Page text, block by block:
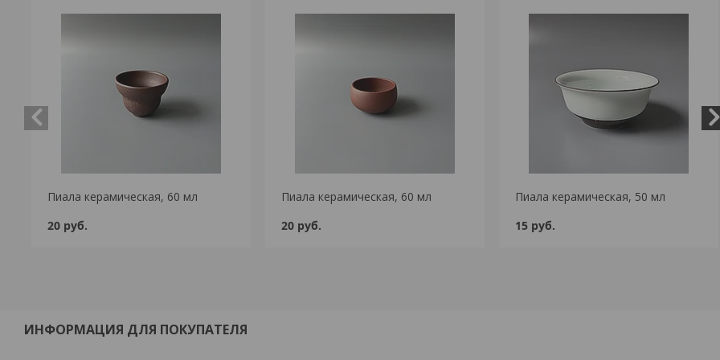
Пиала керамическая, 60 мл
20 руб.
Пиала керамическая, 60 мл
20 руб.
Пиала керамическая, 50 мл
15 руб.
ИНФОРМАЦИЯ ДЛЯ ПОКУПАТЕЛЯ